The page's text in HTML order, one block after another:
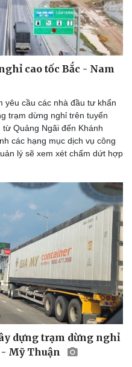
cao tốc Bắc - Nam
yêu cầu các nhà đầu tư khẩn
trạm dừng nghỉ trên tuyến
Quảng Ngãi đến Khánh
các hạng mục dịch vụ công
lý sẽ xem xét chấm dứt hợp
dựng trạm dừng nghỉ
Mỹ Thuận